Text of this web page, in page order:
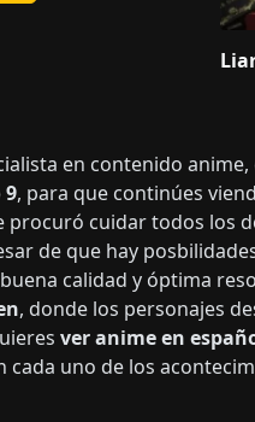
en contenido anime,
9, para que continúes
cuidar todos los
de que hay
calidad y óptima
, donde los personajes
ver anime en
uno de los